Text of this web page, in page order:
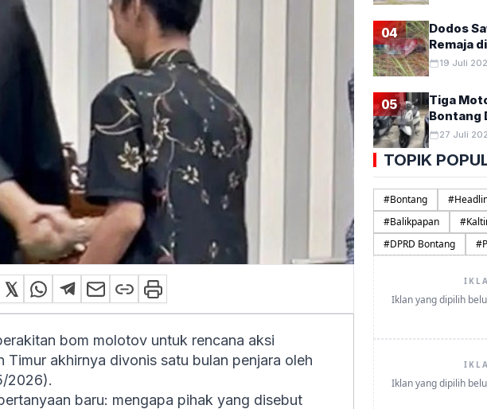
bom molotov untuk rencana aksi
Timur akhirnya divonis satu bulan penjara oleh
2026).
baru: mengapa pihak yang disebut
04
Dodos
Remaja
19 Juli
05
Tiga
Bontang
27 Juli
TOPIK
#Bontang #
#Balikpapan #
#DPRD Bontang #
Iklan yang dipilih
Iklan yang dipilih